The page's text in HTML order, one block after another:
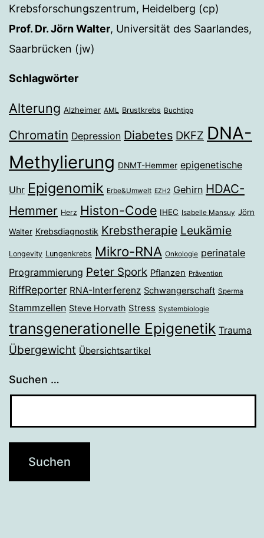
Krebsforschungszentrum, Heidelberg (cp)
Prof. Dr. Jörn Walter, Universität des Saarlandes,
Saarbrücken (jw)
Schlagwörter
Alterung Alzheimer AML Brustkrebs Buchtipp
Chromatin Depression Diabetes DKFZ DNA-
Methylierung DNMT-Hemmer epigenetische
Uhr Epigenomik Erbe&Umwelt EZH2 Gehirn HDAC-
Hemmer Herz Histon-Code IHEC Isabelle Mansuy Jörn
Walter Krebsdiagnostik Krebstherapie Leukämie
Longevity Lungenkrebs Mikro-RNA Onkologie perinatale
Programmierung Peter Spork Pflanzen Prävention
RiffReporter RNA-Interferenz Schwangerschaft Sperma
Stammzellen Steve Horvath Stress Systembiologie
transgenerationelle Epigenetik Trauma
Übergewicht Übersichtsartikel
Suchen …